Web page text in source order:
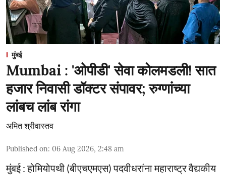
मुंबई
Mumbai : 'ओपीडी' सेवा कोलमडली! सात
हजार निवासी डॉक्टर संपावर; रुग्णांच्या
लांबच लांब रांगा
अमित श्रीवास्तव
Published on: 06 Aug 2026, 2:48 am
मुंबई : होमियोपथी (बीएचएमएस) पदवीधरांना महाराष्ट्र वैद्यकीय